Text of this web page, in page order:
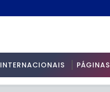
INTERNACIONAIS PÁGINAS